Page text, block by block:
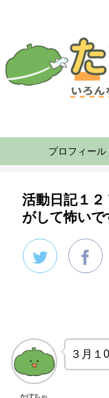
プロフィール
活動日記１
がして怖いで
３月１